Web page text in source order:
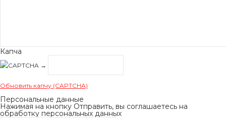
Капча
→
Обновить капчу (CAPTCHA)
Персональные данные
Нажимая на кнопку Отправить, вы соглашаетесь на
обработку персональных данных